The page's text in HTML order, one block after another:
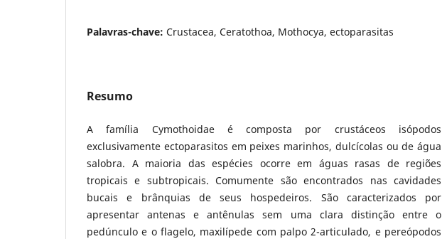
Palavras-chave: Crustacea, Ceratothoa, Mothocya, ectoparasitas
Resumo
A família Cymothoidae é composta por crustáceos isópodos
exclusivamente ectoparasitos em peixes marinhos, dulcícolas ou de água
salobra. A maioria das espécies ocorre em águas rasas de regiões
tropicais e subtropicais. Comumente são encontrados nas cavidades
bucais e brânquias de seus hospedeiros. São caracterizados por
apresentar antenas e antênulas sem uma clara distinção entre o
pedúnculo e o flagelo, maxilípede com palpo 2-articulado, e pereópodos